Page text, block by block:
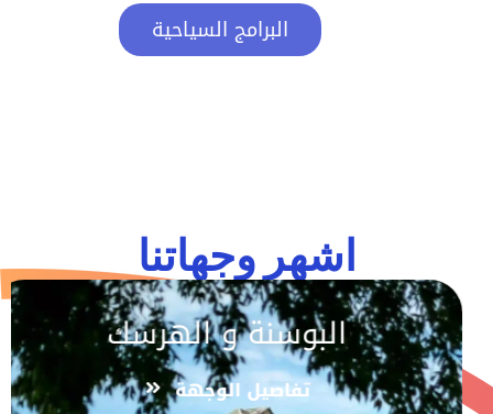
البرامج السياحية
اشهر وجهاتنا
البوسنة و الهرسك
تفاصيل الوجهة